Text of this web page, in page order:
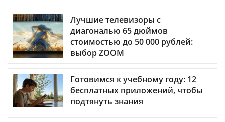
Лучшие телевизоры с
диагональю 65 дюймов
стоимостью до 50 000 рублей:
выбор ZOOM
Готовимся к учебному году: 12
бесплатных приложений, чтобы
подтянуть знания